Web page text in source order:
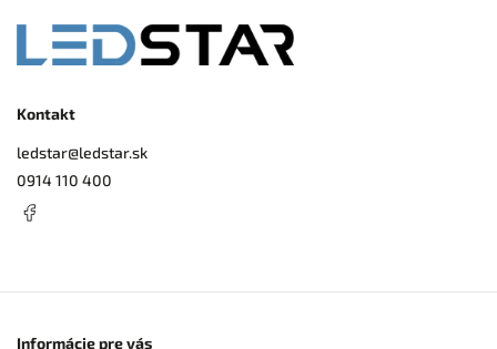
Kontakt
ledstar@ledstar.sk
0914 110 400
Informácie pre vás